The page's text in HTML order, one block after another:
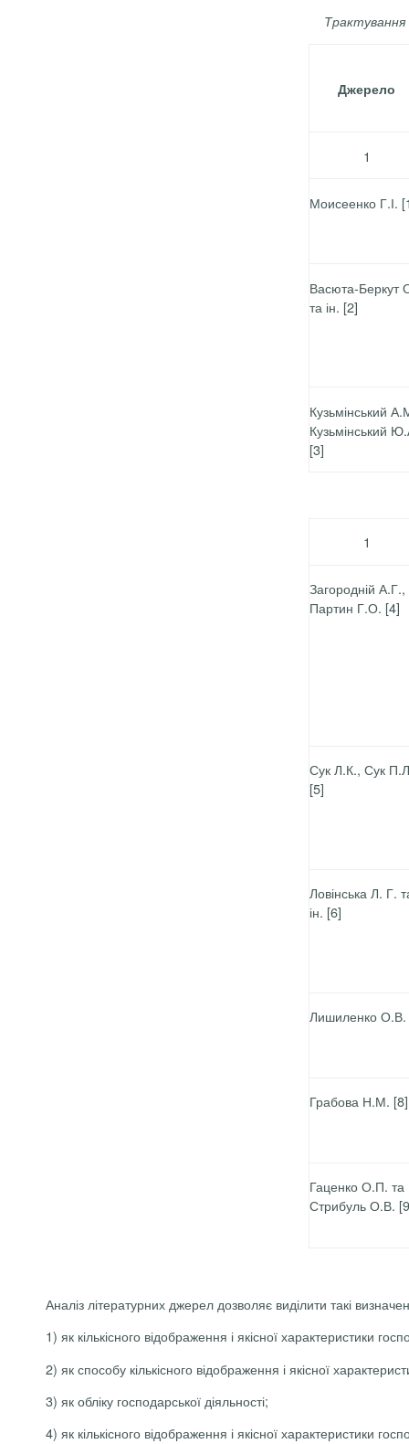
Джерело
1
Моисеенко Г.І.
Васюта-Беркут
та ін. [2]
Кузьмінський
Кузьмінський
[3]
1
Загородній А.Г.,
Партин Г.О. [4]
Сук Л.К., Сук П.Л
[5]
Ловінська Л. Г.
ін. [6]
Лишиленко О.В.
Грабова Н.М. [8]
Гаценко О.П. та
Стрибуль О.В.
Аналіз літературних джерел дозволяє виділити такі
1) як кількісного відображення і якісної характеристики
2) як способу кількісного відображення і якісної
3) як обліку господарської діяльності;
4) як кількісного відображення і якісної характеристики